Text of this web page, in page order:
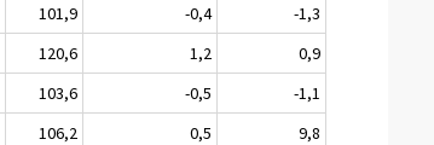
101,9 -0,4
-1,3
120,6 1,2
0,9
103,6 -0,5
-1,1
106,2 0,5
9,8